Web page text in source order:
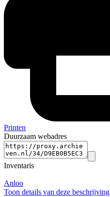
Printen
Duurzaam webadres
Inventaris
Anloo
Toon details van deze beschrijving